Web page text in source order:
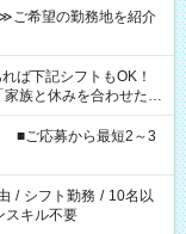
ご希望の勤務地を紹介
」 「できれば残業はし
ワーク希望
間と、もう1つのお仕事
合は応募できません。
■ご応募から最短2～3
/ シフト勤務 / 10名以
スキル不要